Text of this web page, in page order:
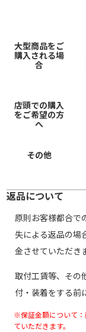
大型商品をご
購入される場
合
店頭での購入
をご希望の方
へ
その他
返品について
原則お客様都合で
失による返品の場
金させていただき
取付工賃等、その
付・装着をする前
※保証金額について
ていただきます。